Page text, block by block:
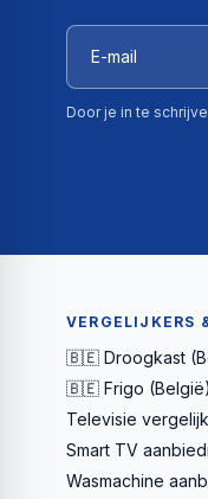
Door je in te
VERGELIJKERS
🇧🇪 Droogkast
🇧🇪 Frigo (België)
Televisie
Smart TV
Wasmachine